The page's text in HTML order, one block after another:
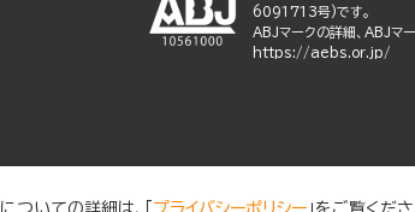
6091713号)です。
ABJマークの詳細、ABJマ
https://aebs.or.jp/
いての詳細は、「 プライバシーポリシー 」をご覧くだ